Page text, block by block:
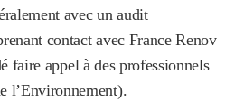
avec un audit
contact avec France Renov
faire appel à des professionnels
l’Environnement).